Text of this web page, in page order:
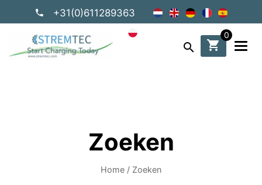
+31(0)611289363
search shopping_cart
0
Zoeken
Home / Zoeken